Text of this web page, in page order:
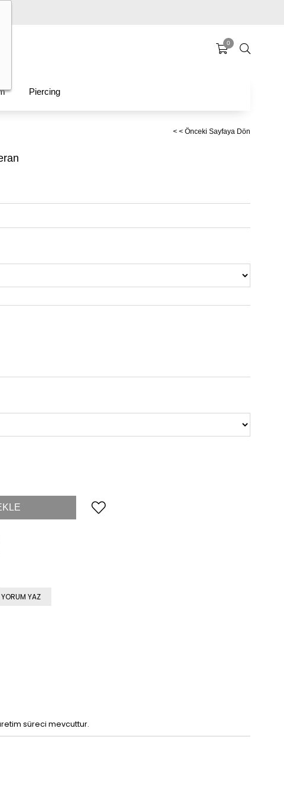
0
Piercing
< < Önceki Sayfaya Dön
YORUM YAZ
süreci mevcuttur.